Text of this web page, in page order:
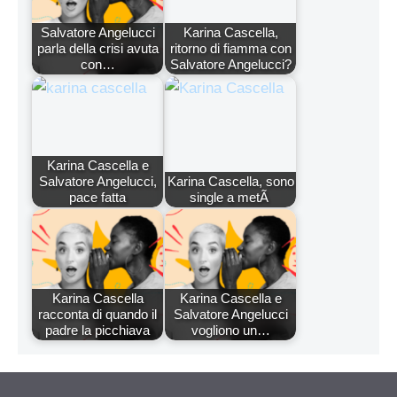
Salvatore Angelucci
parla della crisi avuta
con…
Karina Cascella,
ritorno di fiamma con
Salvatore Angelucci?
Karina Cascella e
Salvatore Angelucci,
pace fatta
Karina Cascella, sono
single a metÃ
Karina Cascella
racconta di quando il
padre la picchiava
Karina Cascella e
Salvatore Angelucci
vogliono un…